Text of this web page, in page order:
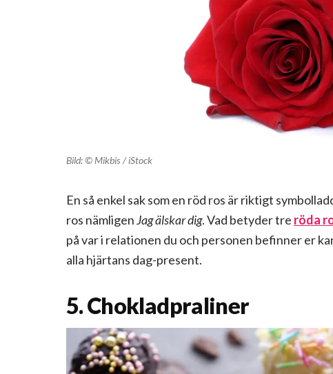
Bild: © Mikbis / iStock
En så enkel sak som en röd ros är riktigt
ros nämligenJag älskar dig. Vad betyder tre röda
på var i relationen du och personen befinner er
alla hjärtans dag-present.
5. Chokladpraliner